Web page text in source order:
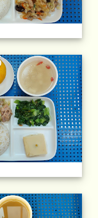
學年度)
學年度)